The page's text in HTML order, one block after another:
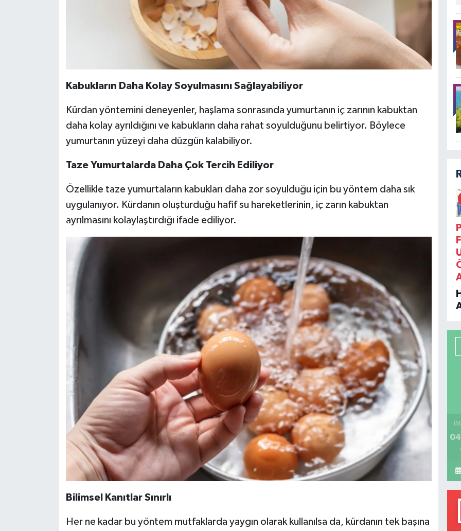
Kabukların Daha Kolay Soyulmasını Sağlayabiliyor
Kürdan yöntemini deneyenler, haşlama sonrasında yumurtanın iç zarının kabuktan
daha kolay ayrıldığını ve kabukların daha rahat soyulduğunu belirtiyor. Böylece
yumurtanın yüzeyi daha düzgün kalabiliyor.
Taze Yumurtalarda Daha Çok Tercih Ediliyor
Özellikle taze yumurtaların kabukları daha zor soyulduğu için bu yöntem daha sık
uygulanıyor. Kürdanın oluşturduğu hafif su hareketlerinin, iç zarın kabuktan
ayrılmasını kolaylaştırdığı ifade ediliyor.
Bilimsel Kanıtlar Sınırlı
Her ne kadar bu yöntem mutfaklarda yaygın olarak kullanılsa da, kürdanın tek başına